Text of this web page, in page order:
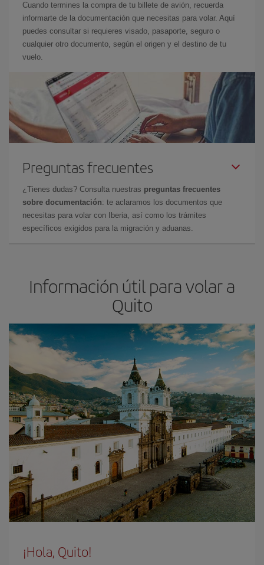
Cuando termines la compra de tu billete de avión, recuerda
informarte de la documentación que necesitas para volar. Aquí
puedes consultar si requieres visado, pasaporte, seguro o
cualquier otro documento, según el origen y el destino de tu
vuelo.
Preguntas frecuentes
¿Tienes dudas? Consulta nuestras preguntas frecuentes
sobre documentación: te aclaramos los documentos que
necesitas para volar con Iberia, así como los trámites
específicos exigidos para la migración y aduanas.
Información útil para volar a
Quito
¡Hola, Quito!